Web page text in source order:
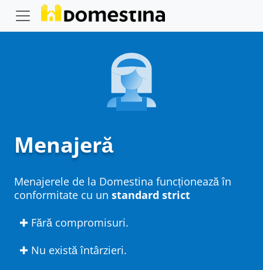
Menajeră
Menajerele de la Domestina funcționează în
conformitate cu un standard strict
✚ Fără compromisuri.
✚ Nu există întârzieri.